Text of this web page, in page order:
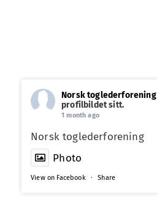
Norsk toglederforening
profilbildet sitt.
1 month ago
Norsk toglederforening
Photo
View on Facebook · Share